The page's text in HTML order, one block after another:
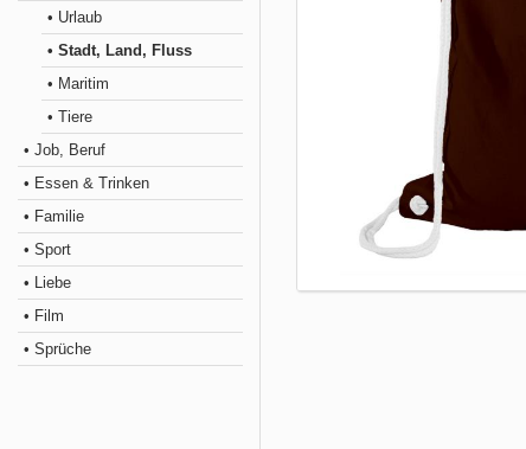
• Urlaub
• Stadt, Land, Fluss
• Maritim
• Tiere
• Job, Beruf
• Essen & Trinken
• Familie
• Sport
• Liebe
• Film
• Sprüche